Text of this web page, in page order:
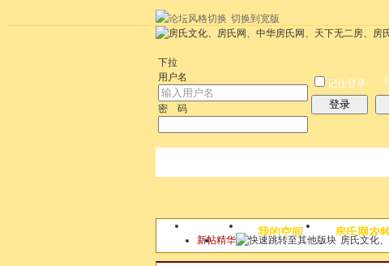
切换到宽版
下拉
用户名
密 码
记住登录
登录
我的空间 房氏网农
本版
新帖精华 房氏文化